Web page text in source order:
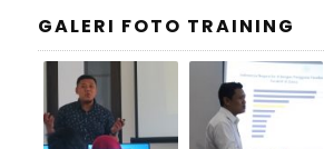
GALERI FOTO TRAINING